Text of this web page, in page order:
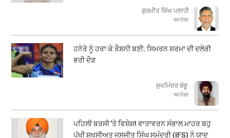
ਗੁਰਮੀਤ ਸਿੰਘ ਪਲਾਹੀ
writer
ਹਨੇਰੇ ਨੂੰ ਹਰਾ ਕੇ ਰੌਸ਼ਨੀ ਬਣੀ: ਸਿਮਰਨ ਸ਼ਰਮਾ ਦੀ ਦਲੇਰੀ
ਭਰੀ ਦੌੜ
ਸੁਖਮਿੰਦਰ ਭੰਗੂ
writer
ਪਹਿਲੀ ਬਰਸੀ 'ਤੇ ਵਿਸ਼ੇਸ਼! ਵਾਤਾਵਰਨ ਸੰਭਾਲ ਮਾਹਰ ਬਹੁ
ਪੱਖੀ ਸ਼ਖਸੀਅਤ ਜਸਜੀਤ ਸਿੰਘ ਸਮੁੰਦਰੀ (IFS) ਨੂੰ ਯਾਦ